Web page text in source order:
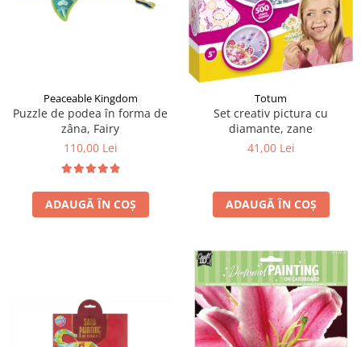
Peaceable Kingdom
Puzzle de podea în forma de
zâna, Fairy
110,00 Lei
ADAUGĂ ÎN COȘ
Totum
Set creativ pictura cu
diamante, zane
41,00 Lei
ADAUGĂ ÎN COȘ